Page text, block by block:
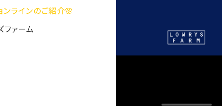
ンラインのご紹介🌸
ファーム